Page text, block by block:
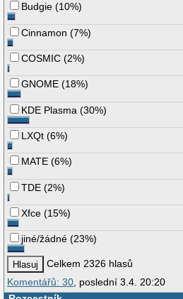
Budgie (10%)
Cinnamon (7%)
COSMIC (2%)
GNOME (18%)
KDE Plasma (30%)
LXQt (6%)
MATE (6%)
TDE (2%)
Xfce (15%)
jiné/žádné (23%)
Celkem 2326 hlasů
Komentářů: 30 , poslední 3.4. 20:20